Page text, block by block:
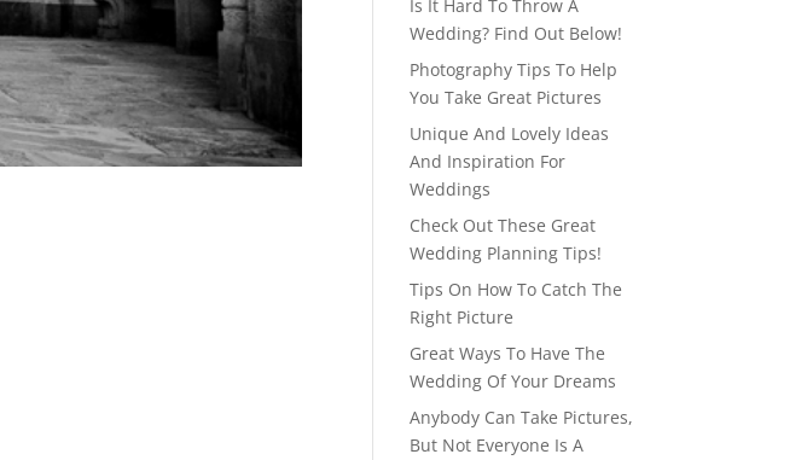
Is It Hard To Throw A
Wedding? Find Out Below!
Photography Tips To Help
You Take Great Pictures
Unique And Lovely Ideas
And Inspiration For
Weddings
Check Out These Great
Wedding Planning Tips!
Tips On How To Catch The
Right Picture
Great Ways To Have The
Wedding Of Your Dreams
Anybody Can Take Pictures,
But Not Everyone Is A